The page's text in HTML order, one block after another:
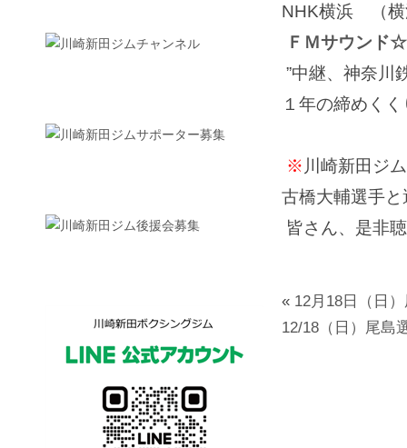
NHK横浜 （横
ＦＭサウンド
”中継、神奈川
１年の締めく
※ 川崎新田ジ
古橋大輔選手
皆さん、是非
« 12月18日（日
12/18（日）尾島